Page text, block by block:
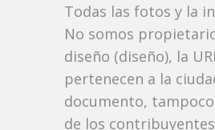
Todas las fotos y la
No somos
diseño (diseño), la
pertenecen a la
documento,
de los